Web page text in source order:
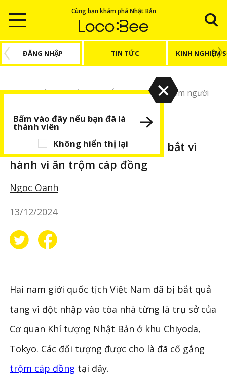
Cùng bạn khám phá Nhật Bản
ĐĂNG NHẬP TIN TỨC KINH NGHIỆM
Trang chủ/Bài viết/TIN TỨC/Tokyo: Hai nam người
Việt bị bắt vì hành vi ăn trộm cáp đồng
TIN TỨC BÀI VIẾT NỔI BẬT
Tokyo: Hai nam người Việt bị bắt vì
hành vi ăn trộm cáp đồng
Ngọc Oanh
13/12/2024
Hai nam giới quốc tịch Việt Nam đã bị bắt quả
tang vì đột nhập vào tòa nhà từng là trụ sở của
Cơ quan Khí tượng Nhật Bản ở khu Chiyoda,
Tokyo. Các đối tượng được cho là đã cố gắng
trộm cáp đồng tại đây.
Không hiển thị lại
Bấm vào đây nếu bạn đã là
thành viên